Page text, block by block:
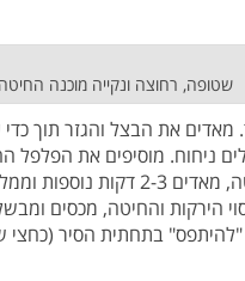
שטופה, רחוצה ונקייה מוכנה
ניחוח. מוסיפים את הפלפל
וממליחים.
הירקות והחיטה, מכסים
בתחתית הסיר